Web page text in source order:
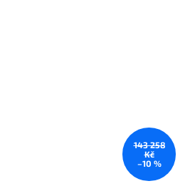
143 258
Kč
–10 %